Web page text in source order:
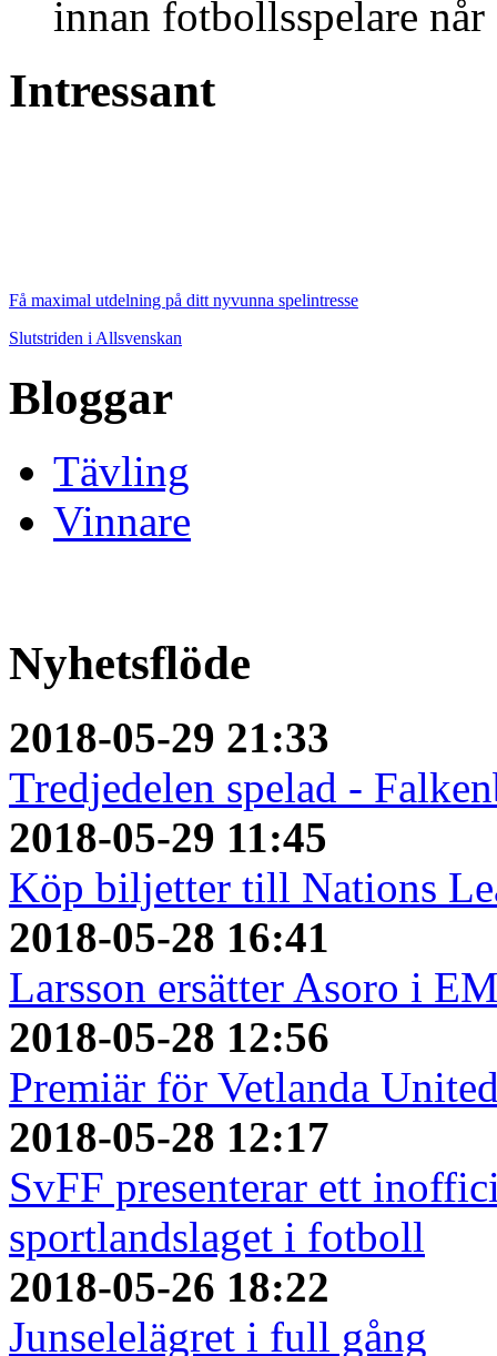
innan fotbollsspelare
Intressant
Få maximal utdelning på ditt nyvunna spelintresse
Slutstriden i Allsvenskan
Bloggar
Tävling
Vinnare
Nyhetsflöde
2018-05-29 21:33
Tredjedelen spelad -
2018-05-29 11:45
Köp biljetter till Nations
2018-05-28 16:41
Larsson ersätter Asoro i
2018-05-28 12:56
Premiär för Vetlanda
2018-05-28 12:17
SvFF presenterar ett
sportlandslaget i fotboll
2018-05-26 18:22
Junselelägret i full gång